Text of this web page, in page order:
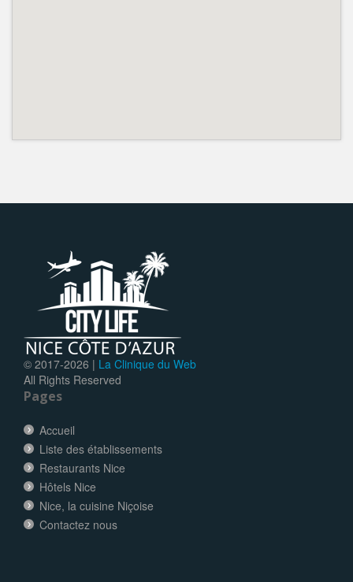
© 2017-2026 | La Clinique du Web
All Rights Reserved
Pages
Accueil
Liste des établissements
Restaurants Nice
Hôtels Nice
Nice, la cuisine Niçoise
Contactez nous